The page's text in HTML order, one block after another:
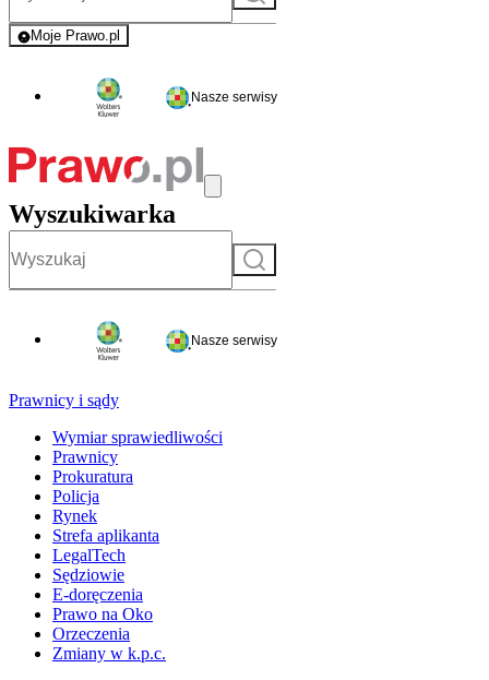
Moje Prawo.pl
- rejestracja i logowanie do serwisu
Nasze serwisy
Wyszukiwarka
Szukaj
Nasze serwisy
Prawnicy i sądy
Wymiar sprawiedliwości
Prawnicy
Prokuratura
Policja
Rynek
Strefa aplikanta
LegalTech
Sędziowie
E-doręczenia
Prawo na Oko
Orzeczenia
Zmiany w k.p.c.